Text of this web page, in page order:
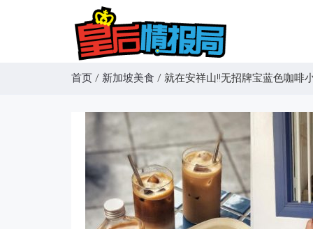
首页 / 新加坡美食 / 就在安祥山‼无招牌宝蓝色咖啡